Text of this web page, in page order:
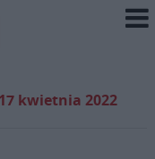
kwietnia 2022